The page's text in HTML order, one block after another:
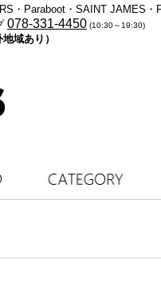
・Paraboot・SAINT JAMES・
078-331-4450 (10:30～19:30)
域あり）